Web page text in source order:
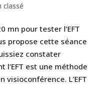
classé
mn pour tester l’EFT
propose cette séance
constater
l’EFT est une méthode
visioconférence. L’EFT